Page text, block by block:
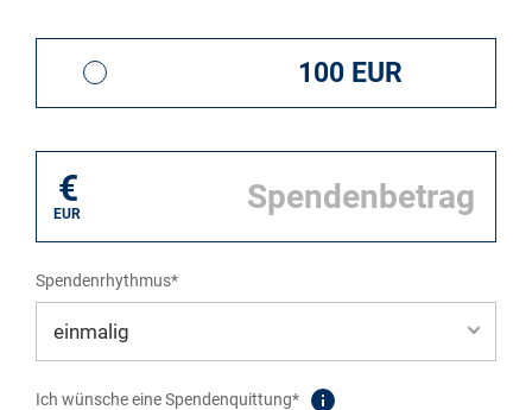
100 EUR
€
EUR
Spendenrhythmus*
Ich wünsche eine Spendenquittung*